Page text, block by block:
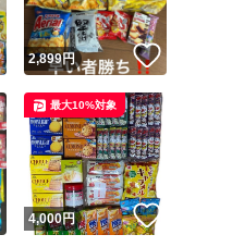
いいね！
2,899円 いいね！
いいね！
4,000円
最大10%対象